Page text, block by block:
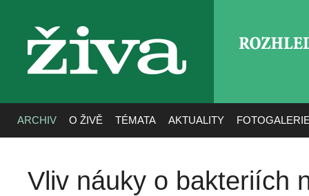
živa
ARCHIV O ŽIVĚ TÉMATA AKTUALITY
Vliv náuky o bakteriích